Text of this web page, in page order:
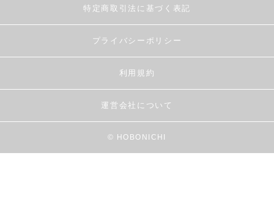
特定商取引法に基づく表記
プライバシーポリシー
利用規約
運営会社について
© HOBONICHI